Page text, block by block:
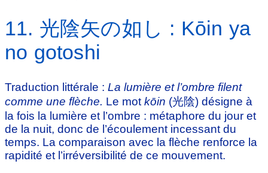
11. 光陰矢の如し : Kōin ya
no gotoshi
Traduction littérale : La lumière et l’ombre filent
comme une flèche. Le motkōin (光陰) désigne à
la fois la lumière et l’ombre : métaphore du jour et
de la nuit, donc de l’écoulement incessant du
temps. La comparaison avec la flèche renforce la
rapidité et l’irréversibilité de ce mouvement.